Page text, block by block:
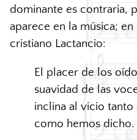
dominante es contraria,
aparece en la música;
cristiano Lactancio:
El placer de los
suavidad de las
inclina al vicio
como hemos dicho.